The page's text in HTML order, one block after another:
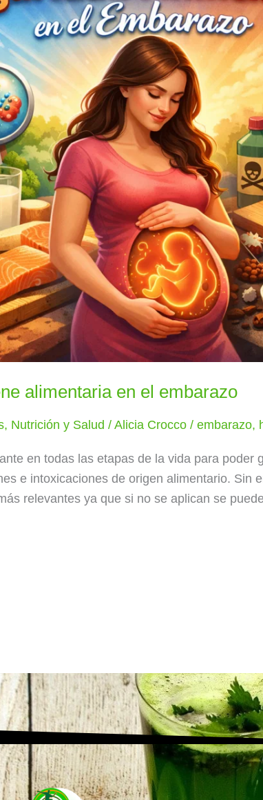
alimentaria en el embarazo
, Nutrición y Salud /Alicia Crocco/embarazo,
en todas las etapas de la vida para poder
e intoxicaciones de origen alimentario. Sin
relevantes ya que si no se aplican se